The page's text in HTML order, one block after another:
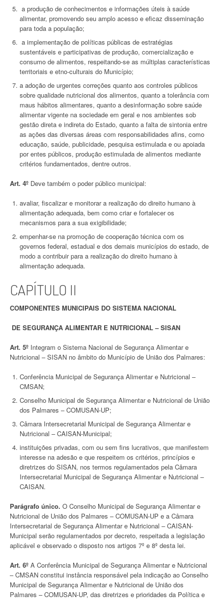
a produção de conhecimentos e informações úteis à saúde
alimentar, promovendo seu amplo acesso e eficaz disseminação
para toda a população;
a implementação de políticas públicas de estratégias
sustentáveis e participativas de produção, comercialização e
consumo de alimentos, respeitando-se as múltiplas características
territoriais e etno-culturais do Município;
a adoção de urgentes correções quanto aos controles públicos
sobre qualidade nutricional dos alimentos, quanto a tolerância com
maus hábitos alimentares, quanto a desinformação sobre saúde
alimentar vigente na sociedade em geral e nos ambientes sob
gestão direta e indireta do Estado, quanto a falta de sintonia entre
as ações das diversas áreas com responsabilidades afins, como
educação, saúde, publicidade, pesquisa estimulada e ou apoiada
por entes públicos, produção estimulada de alimentos mediante
critérios fundamentados, dentre outros.
Art. 4º Deve também o poder público municipal:
avaliar, fiscalizar e monitorar a realização do direito humano à
alimentação adequada, bem como criar e fortalecer os
mecanismos para a sua exigibilidade;
empenhar-se na promoção de cooperação técnica com os
governos federal, estadual e dos demais municípios do estado, de
modo a contribuir para a realização do direito humano à
alimentação adequada.
CAPÍTULO II
COMPONENTES MUNICIPAIS DO SISTEMA NACIONAL
DE SEGURANÇA ALIMENTAR E NUTRICIONAL – SISAN
Art. 5º Integram o Sistema Nacional de Segurança Alimentar e
Nutricional – SISAN no âmbito do Município de União dos Palmares:
Conferência Municipal de Segurança Alimentar e Nutricional –
CMSAN;
Conselho Municipal de Segurança Alimentar e Nutricional de União
dos Palmares – COMUSAN-UP;
Câmara Intersecretarial Municipal de Segurança Alimentar e
Nutricional – CAISAN-Municipal;
instituições privadas, com ou sem fins lucrativos, que manifestem
interesse na adesão e que respeitem os critérios, princípios e
diretrizes do SISAN, nos termos regulamentados pela Câmara
Intersecretarial Municipal de Segurança Alimentar e Nutricional –
CAISAN.
Parágrafo único. O Conselho Municipal de Segurança Alimentar e
Nutricional de União dos Palmares – COMUSAN-UP e a Câmara
Intersecretarial de Segurança Alimentar e Nutricional – CAISAN-
Municipal serão regulamentados por decreto, respeitada a legislação
aplicável e observado o disposto nos artigos 7º e 8º desta lei.
Art. 6º A Conferência Municipal de Segurança Alimentar e Nutricional
– CMSAN constitui instância responsável pela indicação ao Conselho
Municipal de Segurança Alimentar e Nutricional de União dos
Palmares – COMUSAN-UP, das diretrizes e prioridades da Política e